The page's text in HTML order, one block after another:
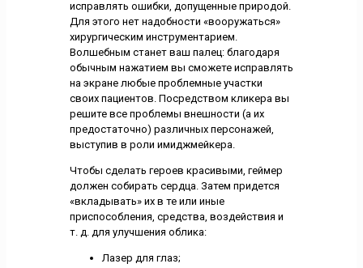
исправлять ошибки, допущенные природой.
Для этого нет надобности «вооружаться»
хирургическим инструментарием.
Волшебным станет ваш палец: благодаря
обычным нажатием вы сможете исправлять
на экране любые проблемные участки
своих пациентов. Посредством кликера вы
решите все проблемы внешности (а их
предостаточно) различных персонажей,
выступив в роли имиджмейкера.
Чтобы сделать героев красивыми, геймер
должен собирать сердца. Затем придется
«вкладывать» их в те или иные
приспособления, средства, воздействия и
т. д. для улучшения облика:
Лазер для глаз;